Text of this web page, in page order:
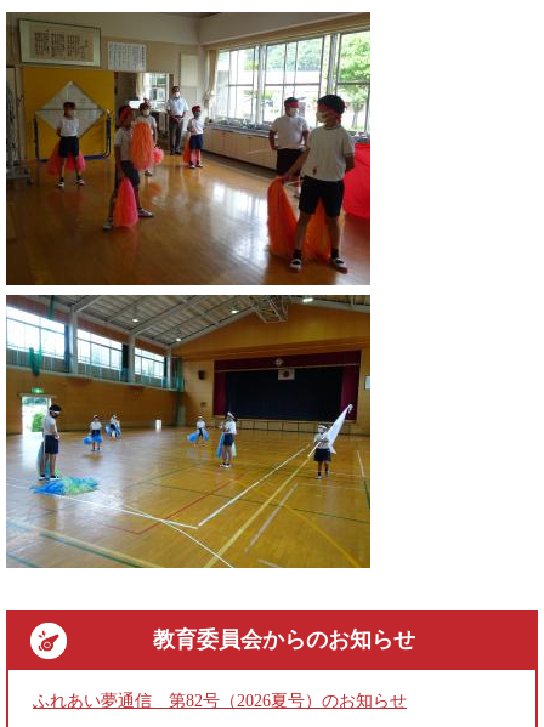
教育委員会からのお知らせ
ふれあい夢通信 第82号（2026夏号）のお知らせ